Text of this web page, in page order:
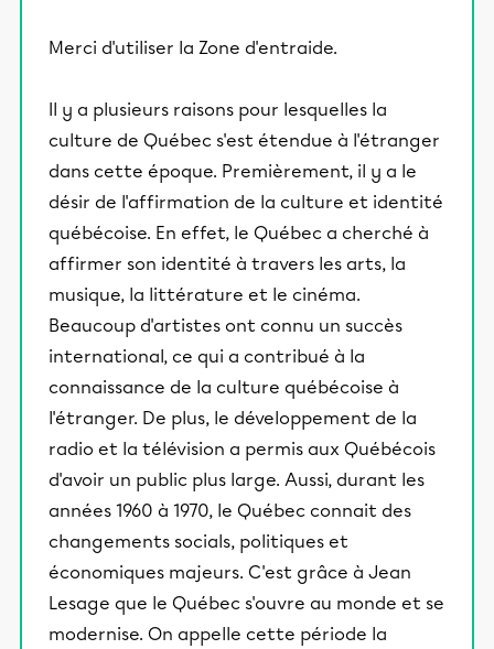
Merci d'utiliser la Zone d'entraide.
Il y a plusieurs raisons pour lesquelles la
culture de Québec s'est étendue à l'étranger
dans cette époque. Premièrement, il y a le
désir de l'affirmation de la culture et identité
québécoise. En effet, le Québec a cherché à
affirmer son identité à travers les arts, la
musique, la littérature et le cinéma.
Beaucoup d'artistes ont connu un succès
international, ce qui a contribué à la
connaissance de la culture québécoise à
l'étranger. De plus, le développement de la
radio et la télévision a permis aux Québécois
d'avoir un public plus large. Aussi, durant les
années 1960 à 1970, le Québec connait des
changements socials, politiques et
économiques majeurs. C'est grâce à Jean
Lesage que le Québec s'ouvre au monde et se
modernise. On appelle cette période la